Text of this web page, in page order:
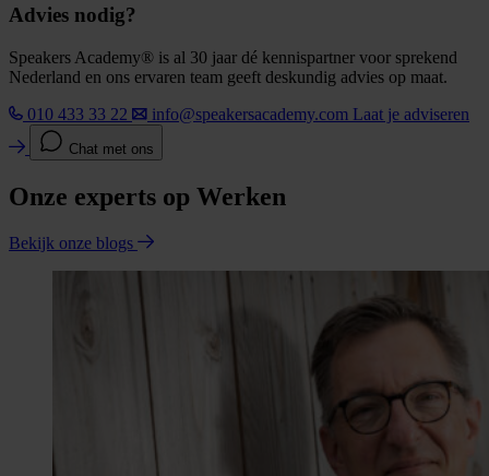
Advies nodig?
Speakers Academy® is al 30 jaar dé kennispartner voor sprekend
Nederland en ons ervaren team geeft deskundig advies op maat.
010 433 33 22
info@speakersacademy.com Laat je adviseren
Chat met ons
Onze experts op Werken
Bekijk onze blogs